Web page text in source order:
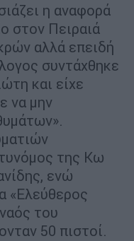
η αναφορά
στον Πειραιά
αλλά επειδή
συντάχθηκε
και είχε
να μην
της Κω
ενώ
«Ελεύθερος
του
50 πιστοί.